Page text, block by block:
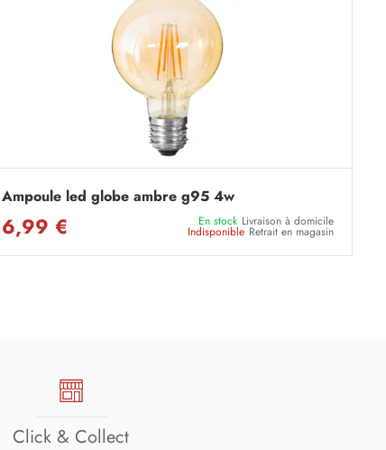
Ampoule led globe ambre g95 4w
6,99 € En stock Livraison à domicile
Indisponible Retrait en magasin
Click & Collect